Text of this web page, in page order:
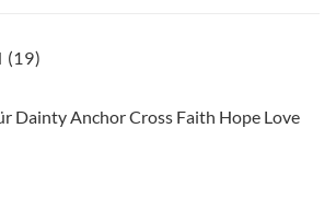
(19)
Dainty Anchor Cross Faith Hope Love